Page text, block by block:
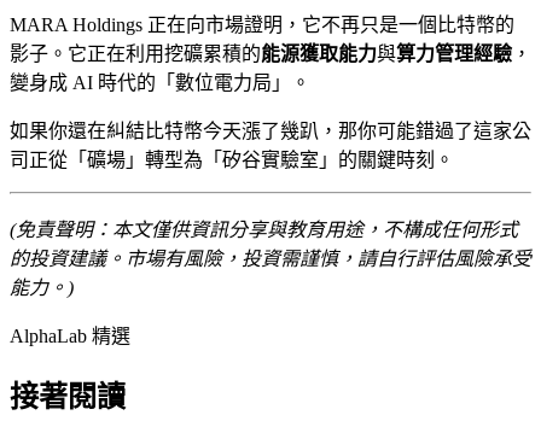
MARA Holdings 正在向市場證明，它不再只是一個比特幣的
影子。它正在利用挖礦累積的能源獲取能力與算力管理經驗 ，
變身成 AI 時代的「數位電力局」。
如果你還在糾結比特幣今天漲了幾趴，那你可能錯過了這家公
司正從「礦場」轉型為「矽谷實驗室」的關鍵時刻。
(免責聲明：本文僅供資訊分享與教育用途，不構成任何形式
的投資建議。市場有風險，投資需謹慎，請自行評估風險承受
能力。)
AlphaLab 精選
接著閱讀